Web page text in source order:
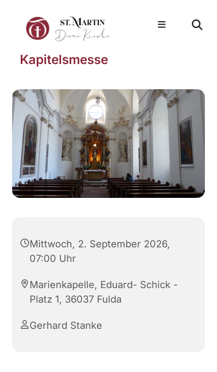
Kapitelsmesse
Mittwoch, 2. September 2026,
07:00 Uhr
Marienkapelle, Eduard- Schick -
Platz 1, 36037 Fulda
Gerhard Stanke